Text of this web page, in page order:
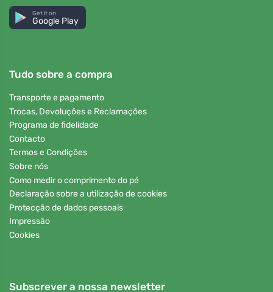
Get it on
Google Play
Tudo sobre a compra
Transporte e pagamento
Trocas, Devoluções e Reclamações
Programa de fidelidade
Contacto
Termos e Condições
Sobre nós
Como medir o comprimento do pé
Declaração sobre a utilização de cookies
Protecção de dados pessoais
Impressão
Cookies
Subscrever a nossa newsletter